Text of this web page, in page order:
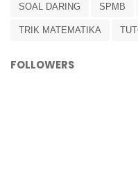
SOAL DARING SPMB
TRIK MATEMATIKA
FOLLOWERS